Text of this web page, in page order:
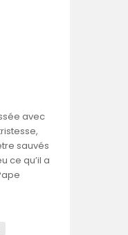
avec
sauvés
ce qu’il a